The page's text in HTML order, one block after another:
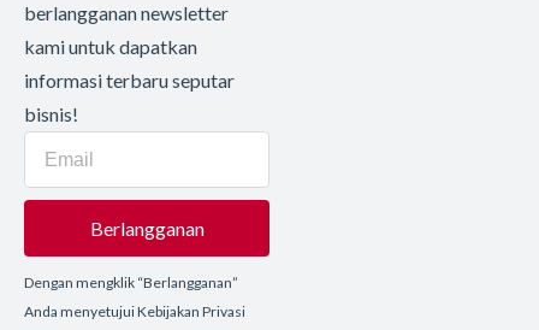
berlangganan newsletter
kami untuk dapatkan
informasi terbaru seputar
bisnis!
Berlangganan
Dengan mengklik “Berlangganan”
Anda menyetujui Kebijakan Privasi